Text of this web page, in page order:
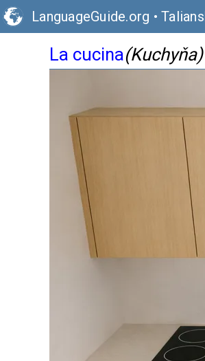
LanguageGuide.org •
La cucina(Kuchyňa)